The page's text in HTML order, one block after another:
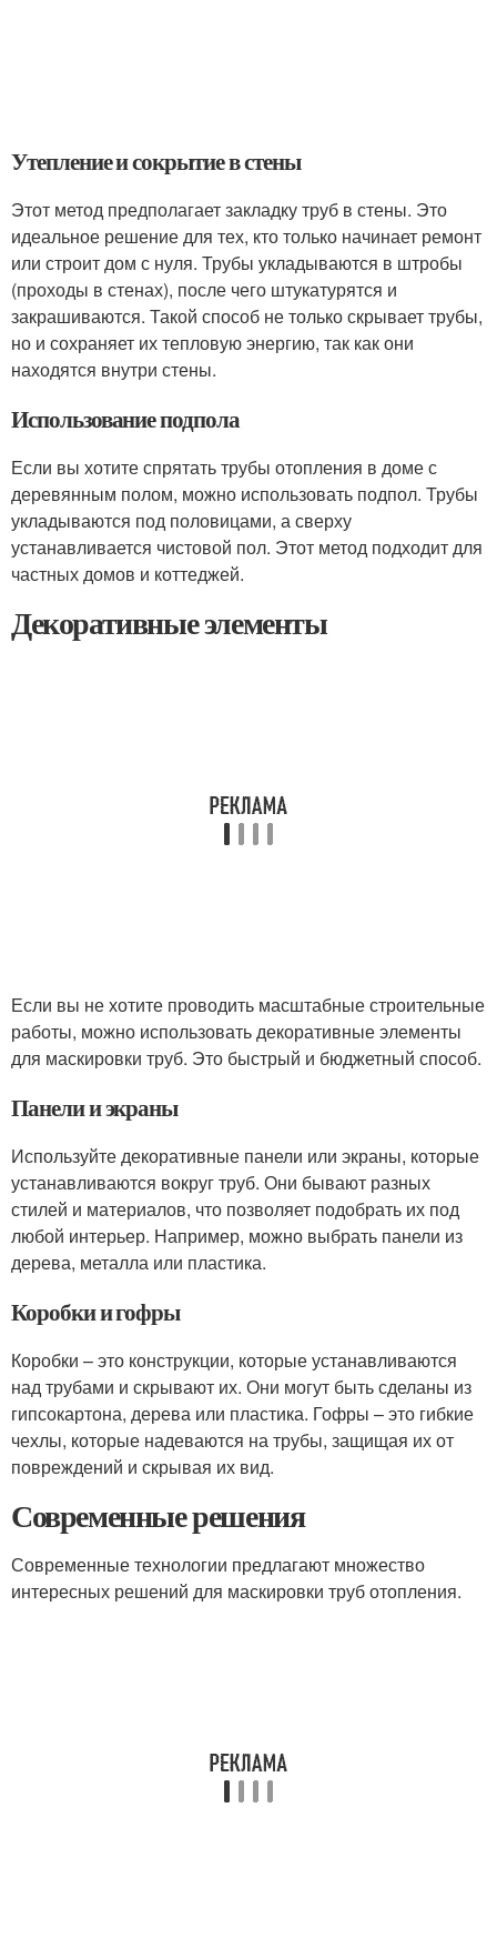
Утепление и сокрытие в стены
Этот метод предполагает закладку труб в стены. Это
идеальное решение для тех, кто только начинает ремонт
или строит дом с нуля. Трубы укладываются в штробы
(проходы в стенах), после чего штукатурятся и
закрашиваются. Такой способ не только скрывает трубы,
но и сохраняет их тепловую энергию, так как они
находятся внутри стены.
Использование подпола
Если вы хотите спрятать трубы отопления в доме с
деревянным полом, можно использовать подпол. Трубы
укладываются под половицами, а сверху
устанавливается чистовой пол. Этот метод подходит для
частных домов и коттеджей.
Декоративные элементы
Если вы не хотите проводить масштабные строительные
работы, можно использовать декоративные элементы
для маскировки труб. Это быстрый и бюджетный способ.
Панели и экраны
Используйте декоративные панели или экраны, которые
устанавливаются вокруг труб. Они бывают разных
стилей и материалов, что позволяет подобрать их под
любой интерьер. Например, можно выбрать панели из
дерева, металла или пластика.
Коробки и гофры
Коробки – это конструкции, которые устанавливаются
над трубами и скрывают их. Они могут быть сделаны из
гипсокартона, дерева или пластика. Гофры – это гибкие
чехлы, которые надеваются на трубы, защищая их от
повреждений и скрывая их вид.
Современные решения
Современные технологии предлагают множество
интересных решений для маскировки труб отопления.